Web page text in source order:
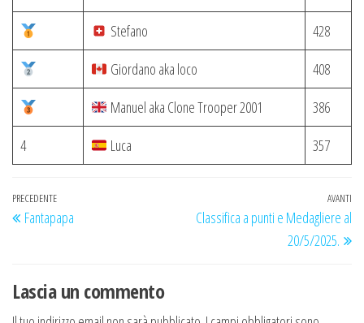
Stefano
428
Giordano aka loco
408
Manuel aka Clone Trooper 2001
386
4
Luca 357
Navigazione
articoli
Articolo
precedente
PRECEDENTE
Fantapapa
AVANTI
Classifica a punti e Medagliere al
20/5/2025.
Lascia un commento